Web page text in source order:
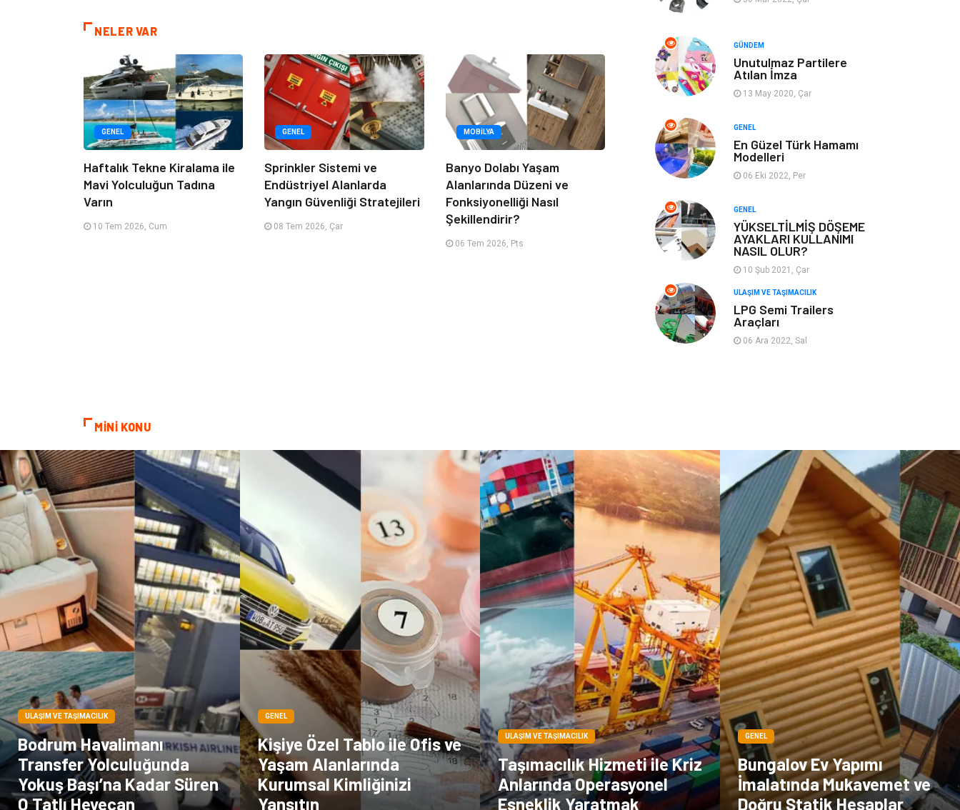
NELER VAR
GENEL
Haftalık Tekne Kiralama ile
Mavi Yolculuğun Tadına
Varın
10 Tem 2026, Cum
GENEL
Sprinkler Sistemi ve
Endüstriyel Alanlarda
Yangın Güvenliği Stratejileri
08 Tem 2026, Çar
MOBILYA
Banyo Dolabı Yaşam
Alanlarında Düzeni ve
Fonksiyonelliği Nasıl
Şekillendirir?
06 Tem 2026, Pts
Organizasyon Mobilya
Tekstil
Tatil Finans & Ekonomi
Turizm
Aksesuar Eğitim Kurumları
Ambalaj Eğlence
Pazarlama
Servisleri
Kültür Telekomünikasyon
Bebek Giyim
Dernekler ve
Birlikler
çiçek İnternet
Hayvancılık
Endüstriyel
Ürünler
GÜNDEM
Unutulmaz Partilere
Atılan İmza
13 May 2020, Çar
GENEL
En Güzel Türk Hamamı
Modelleri
06 Eki 2022, Per
GENEL
YÜKSELTİLMİŞ DÖŞEME
AYAKLARI KULLANIMI
NASIL OLUR?
10 Şub 2021, Çar
ULAŞIM VE TAŞIMACILIK
LPG Semi Trailers
Araçları
06 Ara 2022, Sal
MİNİ KONU
ULAŞIM VE TAŞIMACILIK
Bodrum Havalimanı
Transfer Yolculuğunda
Yokuş Başı’na Kadar Süren
O Tatlı Heyecan
GENEL
Kişiye Özel Tablo ile Ofis ve
Yaşam Alanlarında
Kurumsal Kimliğinizi
Yansıtın
ULAŞIM VE TAŞIMACILIK
Taşımacılık Hizmeti ile Kriz
Anlarında Operasyonel
Esneklik Yaratmak
GENEL
Bungalov Ev Yapımı
İmalatında Mukavemet ve
Doğru Statik Hesaplar